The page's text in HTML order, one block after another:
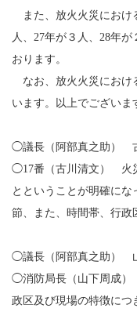
また、放火火災におけ
人、27年が３人、28年
おります。
なお、放火火災におけ
います。以上でございま
◯議長（阿部真之助）
◯17番（古川清文） 火
とということが明確に
節、また、時間帯、行政
◯議長（阿部真之助）
◯消防局長（山下周成）
政区及び現場の特徴につ